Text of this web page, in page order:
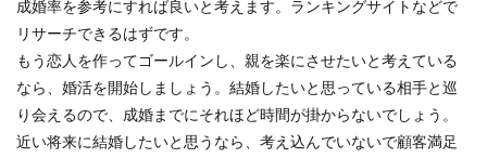
成婚率を参考にすれば良いと考えます。ランキングサイトなどで
リサーチできるはずです。
もう恋人を作ってゴールインし、親を楽にさせたいと考えている
なら、婚活を開始しましょう。結婚したいと思っている相手と巡
り会えるので、成婚までにそれほど時間が掛からないでしょう。
近い将来に結婚したいと思うなら、考え込んでいないで顧客満足